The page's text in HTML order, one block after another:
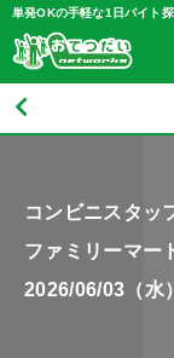
単発OKの手軽な1日バイト
コンビニスタッ
ファミリーマー
2026/06/03（水